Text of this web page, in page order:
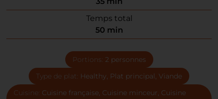
Temps total
50 min
Portions: 2 personnes
Type de plat: Healthy, Plat principal, Viande
Cuisine: Cuisine française, Cuisine minceur, Cuisine